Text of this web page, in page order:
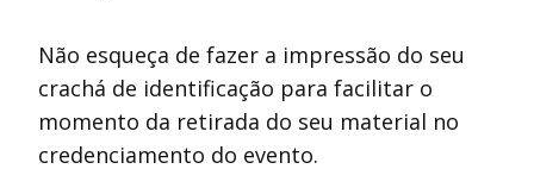
Não esqueça de fazer a impressão do seu
crachá de identificação para facilitar o
momento da retirada do seu material no
credenciamento do evento.